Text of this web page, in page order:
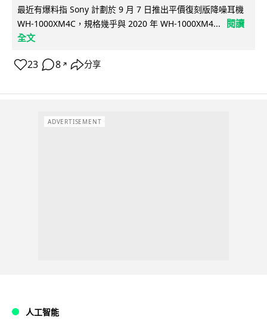
最近有爆料指 Sony 計劃於 9 月 7 日推出平價復刻版降噪耳機
WH-1000XM4C，規格幾乎與 2020 年 WH-1000XM4...
閱讀
全文
23 8 ↗ 分享
ADVERTISEMENT
人工智能